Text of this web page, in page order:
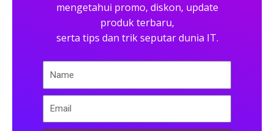
mengetahui promo, diskon, update
produk terbaru,
serta tips dan trik seputar dunia IT.